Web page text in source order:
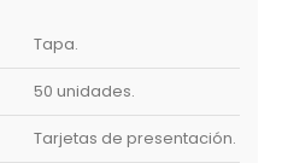
Tapa.
50 unidades.
Tarjetas de presentación.